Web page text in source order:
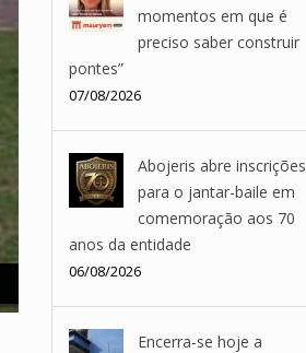
momentos em que é
preciso saber construir
pontes”
07/08/2026
Abojeris abre inscrições
para o jantar-baile em
comemoração aos 70
anos da entidade
06/08/2026
Encerra-se hoje a